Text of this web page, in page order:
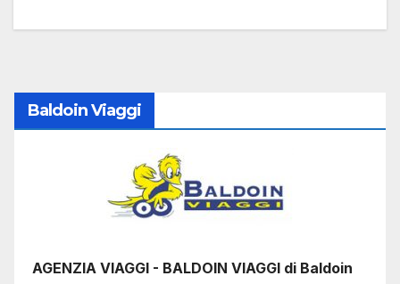
Baldoin Viaggi
AGENZIA VIAGGI - BALDOIN VIAGGI di Baldoin